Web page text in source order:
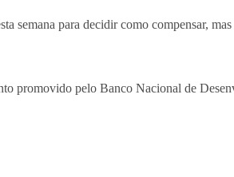
semana para decidir como compensar,
promovido pelo Banco Nacional de